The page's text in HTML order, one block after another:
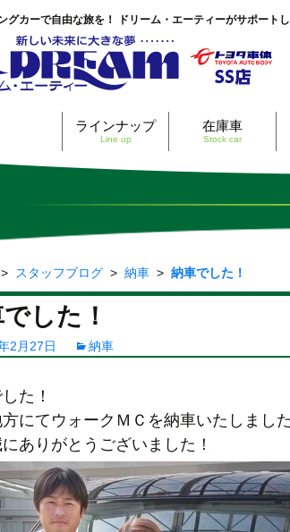
グカーで自由な旅を！ ドリーム・エーティーがサポートし
ラインナップ
Line up
在庫車
Stock car
> スタッフブログ > 納車 > 納車でした！
した！
2月27日 納車
た！
にてウォークＭＣを納車いたしました
にありがとうございました！